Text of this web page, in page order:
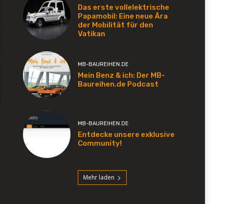
Das erste vollelektrische
Papamobil: Eine neue Ära
der Mobilität für den
Vatikan
MB-BAUREIHEN.DE
Mein Benz & ich: Der MB-
Baureihen.de Podcast
MB-BAUREIHEN.DE
Entdecke unsere exklusive
Community!
Mehr laden